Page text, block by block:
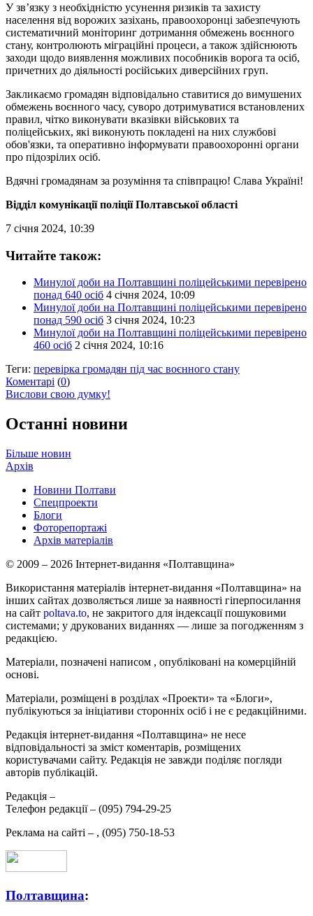
У зв’язку з необхідністю усунення ризиків та захисту
населення від ворожих зазіхань, правоохоронці забезпечують
систематичний моніторинг дотримання обмежень воєнного
стану, контролюють міграційні процеси, а також здійснюють
заходи щодо виявлення можливих пособників ворога та осіб,
причетних до діяльності російських диверсійних груп.
Закликаємо громадян відповідально ставитися до вимушених
обмежень воєнного часу, суворо дотримуватися встановлених
правил, чітко виконувати вказівки військових та
поліцейських, які виконують покладені на них службові
обов'язки, та оперативно інформувати правоохоронні органи
про підозрілих осіб.
Вдячні громадянам за розуміння та співпрацю! Слава Україні!
Відділ комунікації поліції Полтавської області
7 січня 2024, 10:39
Читайте також:
Минулої доби на Полтавщині поліцейськими перевірено
понад 640 осіб 4 січня 2024, 10:09
Минулої доби на Полтавщині поліцейськими перевірено
понад 590 осіб 3 січня 2024, 10:23
Минулої доби на Полтавщині поліцейськими перевірено
460 осіб 2 січня 2024, 10:16
Теги: перевірка громадян під час воєнного стану
Коментарі (0)
Вислови свою думку!
Останні новини
Більше новин
Архів
Новини Полтави
Спецпроекти
Блоги
Фоторепортажі
Архів матеріалів
© 2009 – 2026 Інтернет-видання «Полтавщина»
Використання матеріалів інтернет-видання «Полтавщина» на
інших сайтах дозволяється лише за наявності гіперпосилання
на сайт poltava.to, не закритого для індексації пошуковими
системами; у друкованих виданнях — лише за погодженням з
редакцією.
Матеріали, позначені написом , опубліковані на комерційній
основі.
Матеріали, розміщені в розділах «Проекти» та «Блоги»,
публікуються за ініціативи сторонніх осіб і не є редакційними.
Редакція інтернет-видання «Полтавщина» не несе
відповідальності за зміст коментарів, розміщених
користувачами сайту. Редакція не завжди поділяє погляди
авторів публікацій.
Редакція –
Телефон редакції – (095) 794-29-25
Реклама на сайті – , (095) 750-18-53
Полтавщина: